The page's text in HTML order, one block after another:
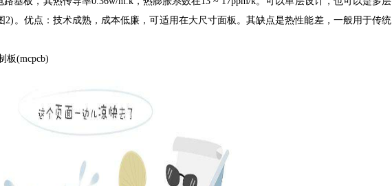
2)。优点：技术成熟，成本低廉，可适用在大尺寸面板。其缺点是热性能差，一般用于传统
板(mcpcb)